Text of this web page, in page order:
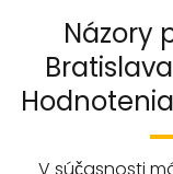
Názory